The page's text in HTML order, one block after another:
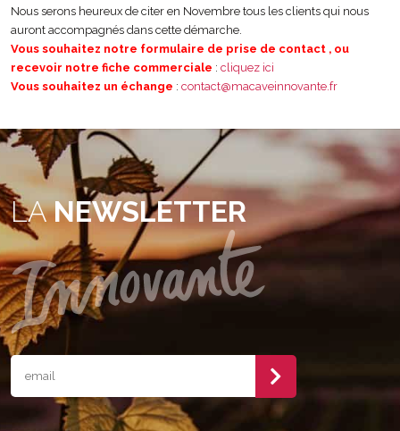
Nous serons heureux de citer en Novembre tous les clients qui nous
auront accompagnés dans cette démarche.
Vous souhaitez notre formulaire de prise de contact , ou
recevoir notre fiche commerciale : cliquez ici
Vous souhaitez un échange : contact@macaveinnovante.fr
LANEWSLETTER